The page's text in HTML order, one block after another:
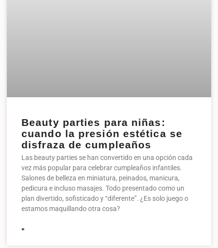
Beauty parties para niñas:
cuando la presión estética se
disfraza de cumpleaños
Las beauty parties se han convertido en una opción cada
vez más popular para celebrar cumpleaños infantiles.
Salones de belleza en miniatura, peinados, manicura,
pedicura e incluso masajes. Todo presentado como un
plan divertido, sofisticado y “diferente”. ¿Es solo juego o
estamos maquillando otra cosa?
+